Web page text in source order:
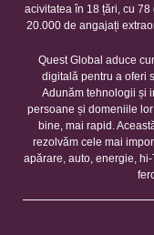
acivitatea în 18 țări, cu
20.000 de angajați
Quest Global aduce
digitală pentru a oferi
Adunăm tehnologii și
persoane și domeniile
bine, mai rapid.
rezolvăm cele mai
apărare, auto, energie,